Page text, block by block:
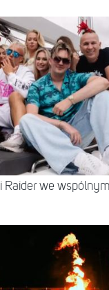
Raider we wspólnym